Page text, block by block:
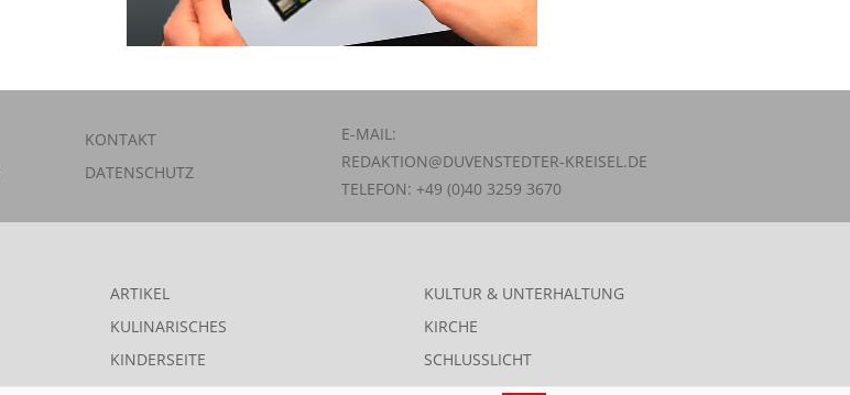
KONTAKT
DATENSCHUTZ
E-MAIL:
REDAKTION@DUVENSTEDTER-KREISEL.DE
TELEFON: +49 (0)40 3259 3670
ARTIKEL
KULTUR & UNTERHALTUNG
KULINARISCHES
KIRCHE
KINDERSEITE
SCHLUSSLICHT